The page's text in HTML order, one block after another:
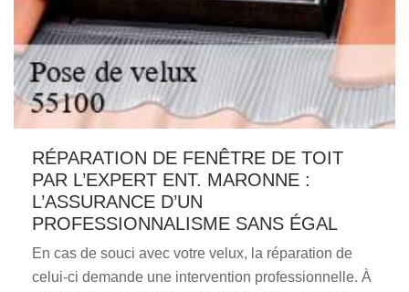
RÉPARATION DE FENÊTRE DE TOIT
PAR L’EXPERT ENT. MARONNE :
L’ASSURANCE D’UN
PROFESSIONNALISME SANS ÉGAL
En cas de souci avec votre velux, la réparation de
celui-ci demande une intervention professionnelle. À